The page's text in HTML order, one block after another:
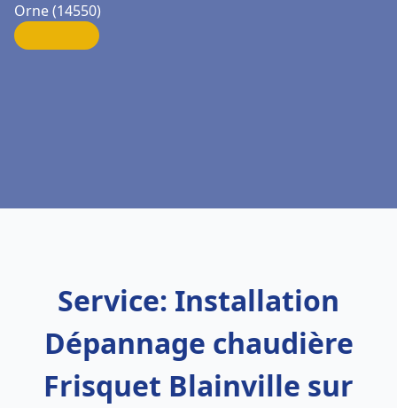
Orne (14550)
Service: Installation
Dépannage chaudière
Frisquet Blainville sur